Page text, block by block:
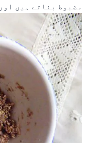
مضبوط بناتے ہیں